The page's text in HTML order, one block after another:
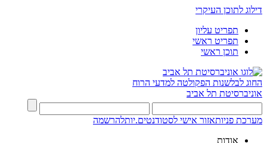
דילוג לתוכן העיקרי
תפריט עליון
תפריט ראשי
תוכן ראשי
החוג לבלשנות הפקולטה למדעי הרוח
אוניברסיטת תל אביב
מערכת פניותאזור אישי לסטודנטים.יותלהרשמה
אודות